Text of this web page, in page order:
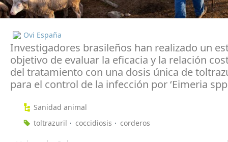
Ovi España
Investigadores brasileños han realizado un
objetivo de evaluar la eficacia y la relación
del tratamiento con una dosis única de
para el control de la infección por ‘Eimeria
Sanidad animal
toltrazuril
coccidiosis corderos